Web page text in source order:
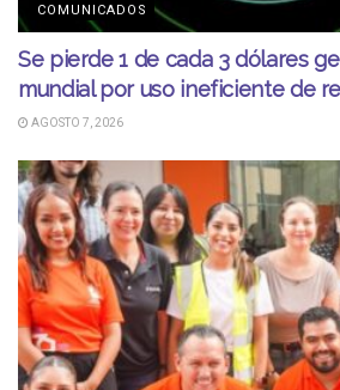
COMUNICADOS
Se pierde 1 de cada 3 dólares
mundial por uso ineficiente de
AGOSTO 7, 2026